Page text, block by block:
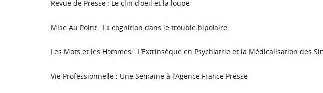
Revue de Presse : Le clin d’oeil et la loupe
Mise Au Point : La cognition dans le trouble bipolaire
Les Mots et les Hommes : L’Extrinsèque en Psychiatrie et la Médicalisation des
Vie Professionnelle : Une Semaine à l’Agence France Presse